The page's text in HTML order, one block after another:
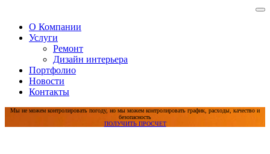
О Компании
Услуги
Ремонт
Дизайн интерьера
Портфолио
Новости
Контакты
Мы не можем контролировать погоду, но мы можем контролировать график, расходы, качество и
безопасность
ПОЛУЧИТЬ ПРОСЧЕТ